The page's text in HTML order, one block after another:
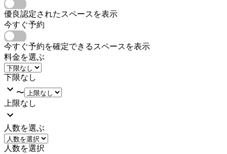
優良認定されたスペースを表示
今すぐ予約
今すぐ予約を確定できるスペースを表示
料金を選ぶ
下限なし
〜
上限なし
人数を選ぶ
人数を選択